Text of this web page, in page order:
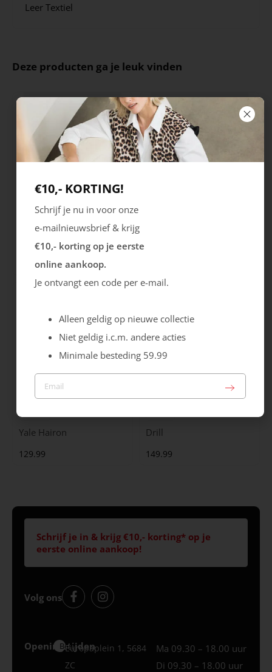
Leer Textiel
Deze producten ga je leuk vinden
Cristallino
99.99
Yale Hairon
129.99
Drill
149.99
Schrijf je in & krijg €10,- korting* op je
eerste online aankoop!
Volg ons
Openingstijden
Best
Europaplein 1, 5684
ZC
Ma 09.30 – 18.00 uur
Di 09.30 – 18.00 uur
€10,- KORTING!
Schrijf je nu in voor onze
e-mailnieuwsbrief & krijg
€10,- korting op je eerste
online aankoop.
Je ontvangt een code per e-mail.
Alleen geldig op nieuwe collectie
Niet geldig i.c.m. andere acties
Minimale besteding 59.99